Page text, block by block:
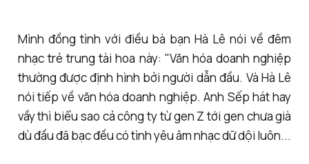
Mình đồng tình với điều bà bạn Hà Lê nói về đêm
nhạc trẻ trung tài hoa này: "Văn hóa doanh nghiệp
thường được định hình bởi người dẫn đầu. Và Hà Lê
nói tiếp về văn hóa doanh nghiệp. Anh Sếp hát hay
vầy thì biểu sao cả công ty từ gen Z tới gen chưa già
dù đầu đã bạc đều có tình yêu âm nhạc dữ dội luôn...